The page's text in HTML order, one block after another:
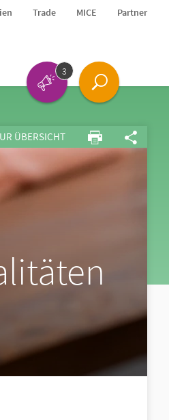
Trade MICE Partner
3
ÜBERSICHT